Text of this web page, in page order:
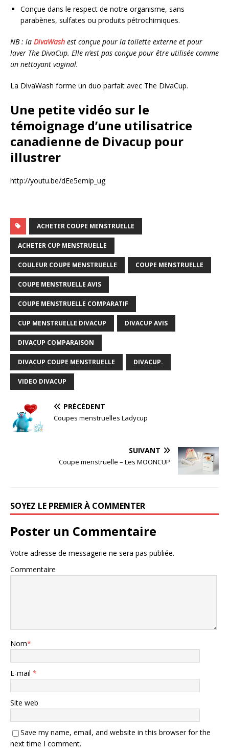
Conçue dans le respect de notre organisme, sans
parabènes, sulfates ou produits pétrochimiques.
NB : la DivaWash est conçue pour la toilette externe et pour
laver The DivaCup. Elle n’est pas conçue pour être utilisée comme
un nettoyant vaginal.
La DivaWash forme un duo parfait avec The DivaCup.
Une petite vidéo sur le
témoignage d’une utilisatrice
canadienne de Divacup pour
illustrer
http://youtu.be/dEe5emip_ug
ACHETER COUPE MENSTRUELLE
ACHETER CUP MENSTRUELLE
COULEUR COUPE MENSTRUELLE COUPE MENSTRUELLE
COUPE MENSTRUELLE AVIS
COUPE MENSTRUELLE COMPARATIF
CUP MENSTRUELLE DIVACUP DIVACUP AVIS
DIVACUP COMPARAISON
DIVACUP COUPE MENSTRUELLE DIVACUP.
VIDEO DIVACUP
PRÉCÉDENT
Coupes menstruelles Ladycup
SUIVANT
Coupe menstruelle – Les MOONCUP
SOYEZ LE PREMIER À COMMENTER
Poster un Commentaire
Votre adresse de messagerie ne sera pas publiée.
Commentaire
Nom*
E-mail *
Site web
Save my name, email, and website in this browser for the
next time I comment.